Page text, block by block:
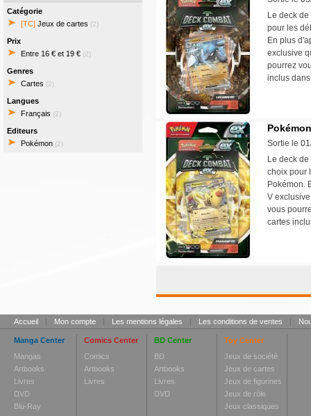
Catégorie
[TC] Jeux de cartes (2)
Prix
Entre 16 € et 19 € (2)
Genres
Cartes (2)
Langues
Français (2)
Editeurs
Pokémon (2)
Le deck
pour les
En plus
exclusive
pourrez
inclus
Sortie le
Le deck
choix pour
Pokémon.
V
vous
cartes
Accueil | Mon compte | Les mentions légales | Les conditions de ventes |
Manga Center
Mangas
Artbooks
Livres
DVD
Blu-Ray
Comics Center
Comics
Artbooks
Livres
BD Center
BD
Artbooks
Livres
DVD
Toy Center
Jeux de société
Jeux de cartes
Jeux de figurines
Jeux de rôle
Jeux classiques